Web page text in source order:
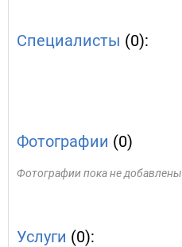
Специалисты (0):
Фотографии (0)
Фотографии пока не добавлены
Услуги (0):